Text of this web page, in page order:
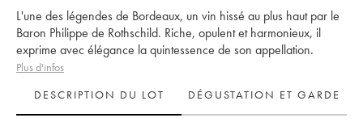
L'une des légendes de Bordeaux, un vin hissé au plus haut par le
Baron Philippe de Rothschild. Riche, opulent et harmonieux, il
exprime avec élégance la quintessence de son appellation.
Plus d'infos
DESCRIPTION DU LOT
DÉGUSTATION ET GARDE